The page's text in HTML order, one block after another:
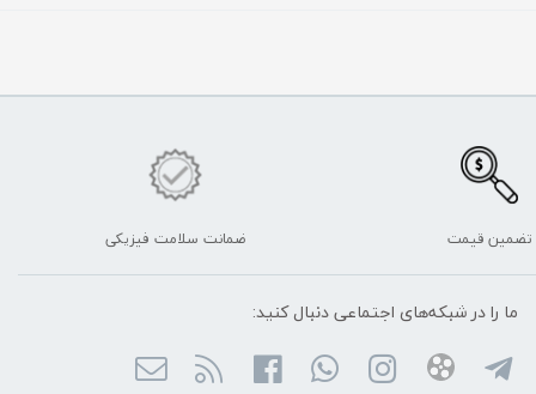
تضمین قیمت ضمانت سلامت فیزیکی
ما را در شبکه‌های اجتماعی دنبال کنید: